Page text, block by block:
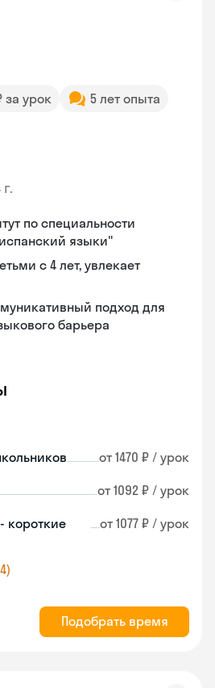
за урок
5 лет опыта
по специальности
языки"
с 4 лет, увлекает
подход для
барьера
от 1470 ₽ / урок
от 1092 ₽ / урок
короткие
от 1077 ₽ / урок
Подобрать время